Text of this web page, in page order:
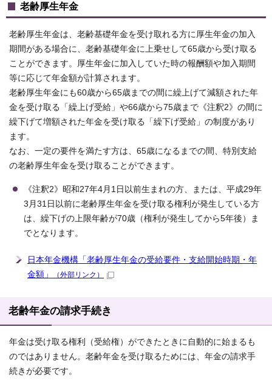
老齢厚生年金
老齢厚生年金は、老齢基礎年金を受け取れる方に厚生年金の加入
期間がある場合に、老齢基礎年金に上乗せして65歳から受け取る
ことができます。厚生年金に加入していた時の報酬額や加入期間
等に応じて年金額が計算されます。
老齢厚生年金にも60歳から65歳までの間に繰上げて減額された年
金を受け取る「繰上げ受給」や66歳から75歳まで《注釈2》の間に
繰下げて増額された年金を受け取る「繰下げ受給」の制度があり
ます。
なお、一定の要件を満たす方は、65歳になるまでの間、特別支給
の老齢厚生年金を受け取ることができます。
《注釈2》昭和27年4月1日以前生まれの方、または、平成29年
3月31日以前に老齢厚生年金を受け取る権利が発生している方
は、繰下げの上限年齢が70歳（権利が発生してから5年後）ま
でとなります。
日本年金機構「老齢厚生年金の受給要件・支給開始時期・年
金額」
（外部リンク）
老齢年金の請求手続き
年金は受け取る権利（受給権）ができたときに自動的に始まるも
のではありません。老齢年金を受け取るためには、年金の請求手
続きが必要です。